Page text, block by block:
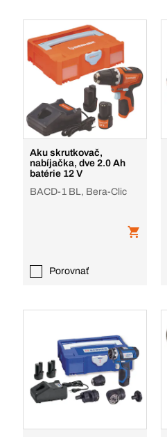
Aku skrutkovač,
nabíjačka, dve 2.0 Ah
batérie 12 V
BACD-1 BL, Bera-Clic
Porovnať